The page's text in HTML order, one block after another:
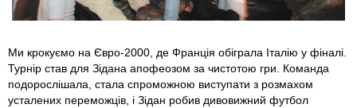
Ми крокуємо на Євро-2000, де Франція обіграла Італію у фіналі.
Турнір став для Зідана апофеозом за чистотою гри. Команда
подорослішала, стала спроможною виступати з розмахом
усталених переможців, і Зідан робив дивовижний футбол